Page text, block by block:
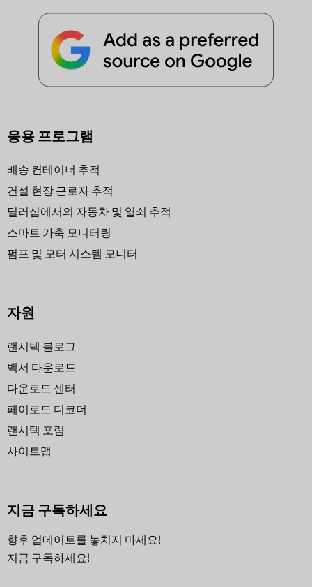
응용 프로그램
배송 컨테이너 추적
건설 현장 근로자 추적
딜러십에서의 자동차 및 열쇠 추적
스마트 가축 모니터링
펌프 및 모터 시스템 모니터
자원
랜시텍 블로그
백서 다운로드
다운로드 센터
페이로드 디코더
랜시텍 포럼
사이트맵
지금 구독하세요
향후 업데이트를 놓치지 마세요!
지금 구독하세요!